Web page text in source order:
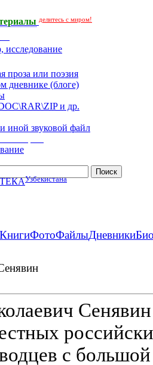
делитесь с миром!
исследование
проза или поэзия
дневнике (блоге)
и др.
иной звуковой файл
Узбекистана
КнигиФотоФайлыДневники
Сенявин
с